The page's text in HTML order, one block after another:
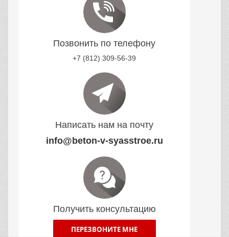
Позвонить по телефону
+7 (812) 309-56-39
Написать нам на почту
info@beton-v-syasstroe.ru
Получить консультацию
ПЕРЕЗВОНИТЕ МНЕ